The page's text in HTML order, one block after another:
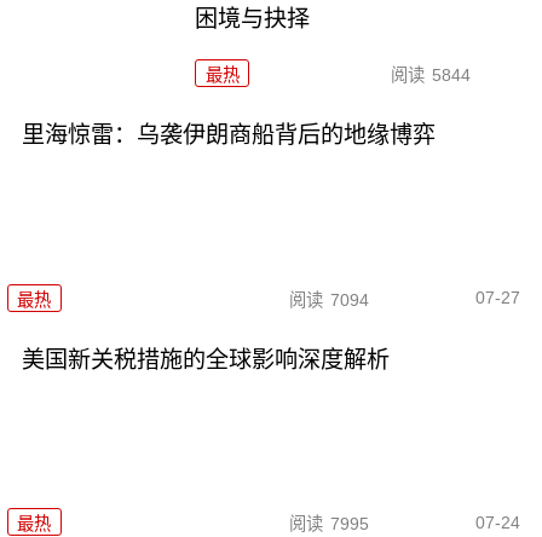
困境与抉择
最热 阅读 5844
里海惊雷：乌袭伊朗商船背后的地缘博弈
最热 阅读 7094 07-27
美国新关税措施的全球影响深度解析
最热 阅读 7995 07-24